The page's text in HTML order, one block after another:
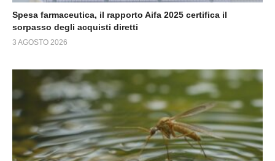
Spesa farmaceutica, il rapporto Aifa 2025 certifica il
sorpasso degli acquisti diretti
3 AGOSTO 2026